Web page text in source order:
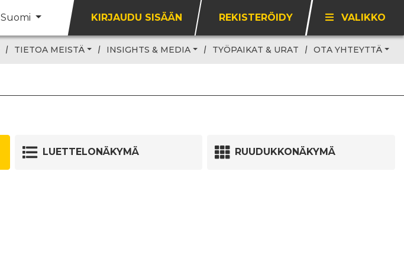
Suomi KIRJAUDU SISÄÄN REKISTERÖIDY VALIKKO
TIETOA MEISTÄ INSIGHTS & MEDIA TYÖPAIKAT & URAT OTA YHTEYTTÄ
LUETTELONÄKYMÄ RUUDUKKONÄKYMÄ